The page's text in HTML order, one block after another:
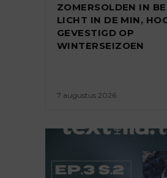
ZOMERSOLDEN IN
LICHT IN DE MIN,
GEVESTIGD OP
WINTERSEIZOEN
7 augustus 2026